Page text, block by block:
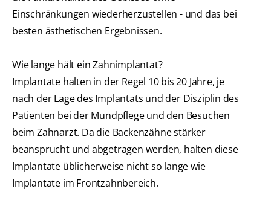
Einschränkungen wiederherzustellen - und das bei
besten ästhetischen Ergebnissen.
Wie lange hält ein Zahnimplantat?
Implantate halten in der Regel 10 bis 20 Jahre, je
nach der Lage des Implantats und der Disziplin des
Patienten bei der Mundpflege und den Besuchen
beim Zahnarzt. Da die Backenzähne stärker
beansprucht und abgetragen werden, halten diese
Implantate üblicherweise nicht so lange wie
Implantate im Frontzahnbereich.